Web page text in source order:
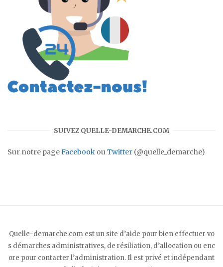
SUIVEZ QUELLE-DEMARCHE.COM
Sur notre pageFacebook ouTwitter (@quelle_demarche)
Quelle-demarche.com est un site d’aide pour bien effectuer vo
s démarches administratives, de résiliation, d’allocation ou enc
ore pour contacter l’administration. Il est privé et indépendant